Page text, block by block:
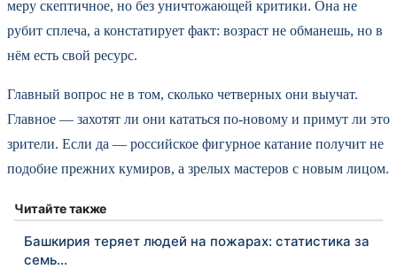
меру скептичное, но без уничтожающей критики. Она не
рубит сплеча, а констатирует факт: возраст не обманешь, но в
нём есть свой ресурс.
Главный вопрос не в том, сколько четверных они выучат.
Главное — захотят ли они кататься по-новому и примут ли это
зрители. Если да — российское фигурное катание получит не
подобие прежних кумиров, а зрелых мастеров с новым лицом.
Читайте также
Башкирия теряет людей на пожарах: статистика за
семь…